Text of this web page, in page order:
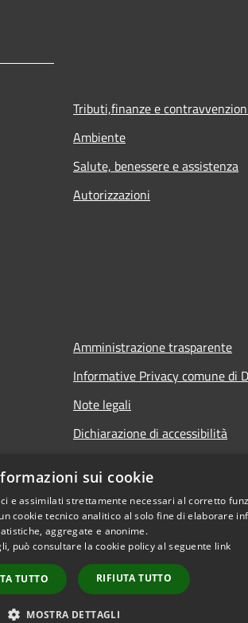
Tributi,finanze e
Ambiente
Salute, benessere e assistenza
Autorizzazioni
Amministrazione trasparente
Informative Privacy comune di
Note legali
Dichiarazione di accessibilità
Copyright © 2026 •
sui cookie
e assimilati strettamente necessari al corretto
cookie tecnico analitico al solo fine di elaborare
aggregate e anonime.
può consultare la cookie policy al seguente link
TUTTO RIFIUTA TUTTO
MOSTRA DETTAGLI